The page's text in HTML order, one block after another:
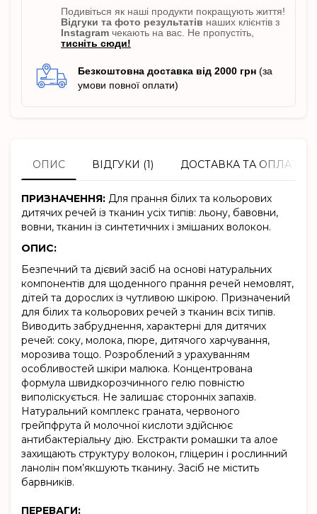
Подивіться як наші продукти покращують життя!
Відгуки та фото результатів наших клієнтів з
Instagram чекають на вас. Не пропустіть,
тисніть сюди!
Безкоштовна доставка від 2000 грн (за
умови повної оплати)
ОПИС ВІДГУКИ (1) ДОСТАВКА ТА ОПЛАТА
ПРИЗНАЧЕННЯ: Для прання білих та кольорових
дитячих речей із тканин усіх типів: льону, бавовни,
вовни, тканин із синтетичних і змішаних волокон.
ОПИС:
Безпечний та дієвий засіб на основі натуральних
компонентів для щоденного прання речей немовлят,
дітей та дорослих із чутливою шкірою. Призначений
для білих та кольорових речей з тканин всіх типів.
Виводить забруднення, характерні для дитячих
речей: соку, молока, пюре, дитячого харчування,
морозива тощо. Розроблений з урахуванням
особливостей шкіри малюка. Концентрована
формула швидкорозчинного гелю повністю
виполіскується. Не залишає сторонніх запахів.
Натуральний комплекс граната, червоного
грейпфрута й молочної кислоти здійснює
антибактеріальну дію. Екстракти ромашки та алое
захищають структуру волокон, гліцерин і рослинний
ланолін пом’якшують тканину. Засіб не містить
барвників.
ПЕРЕВАГИ: